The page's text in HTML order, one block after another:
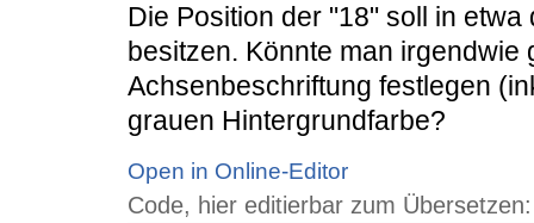
Die Position der "18" soll in
besitzen. Könnte man
Achsenbeschriftung festlegen
grauen Hintergrundfarbe?
Open in Online-Editor
Code, hier editierbar zum Übersetzen: